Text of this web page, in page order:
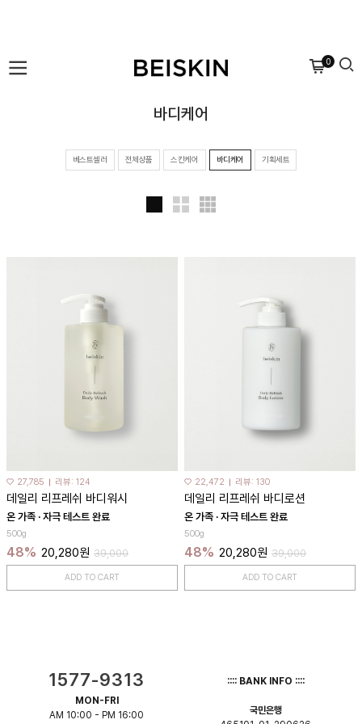
0
바디케어
베스트셀러 전체상품 스킨케어 바디케어 기획세트
♡ 27,785 리뷰: 124
데일리 리프레쉬 바디워시
온 가족 · 자극 테스트 완료
500g
48% 20,280원 39,000
ADD TO CART
♡ 22,472 리뷰: 130
데일리 리프레쉬 바디로션
온 가족 · 자극 테스트 완료
500g
48% 20,280원 39,000
ADD TO CART
1577-9313
MON-FRI
AM 10:00 - PM 16:00
:::: BANK INFO ::::
국민은행